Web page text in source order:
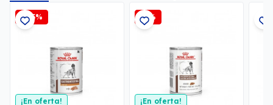
-2,5%
¡En oferta!
-6%
¡En oferta!